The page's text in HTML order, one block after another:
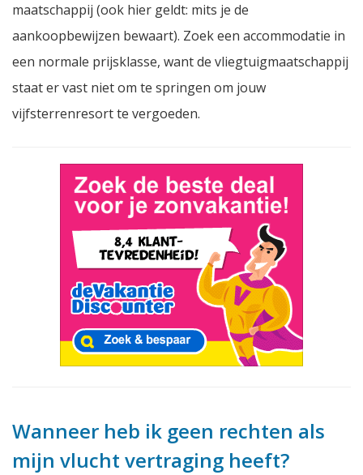
maatschappij (ook hier geldt: mits je de
aankoopbewijzen bewaart). Zoek een accommodatie in
een normale prijsklasse, want de vliegtuigmaatschappij
staat er vast niet om te springen om jouw
vijfsterrenresort te vergoeden.
Wanneer heb ik geen rechten als
mijn vlucht vertraging heeft?